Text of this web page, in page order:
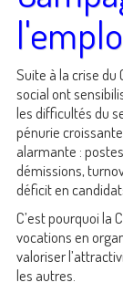
Suite à la crise du
social ont
les difficultés du
pénurie
alarmante :
démissions,
déficit en
C’est pourquoi la
vocations en
valoriser
les autres.